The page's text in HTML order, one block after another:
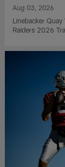
Aug 03, 2026
Linebacker
Raiders 2026